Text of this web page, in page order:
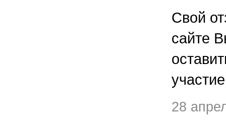
Свой
сайте
28